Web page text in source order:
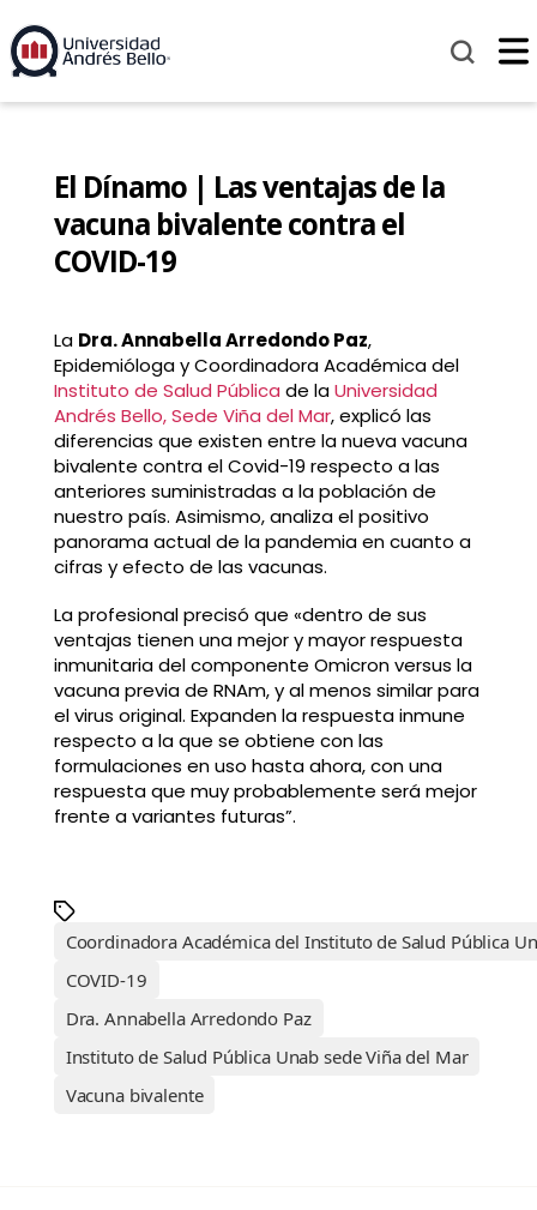
El Dínamo | Las ventajas de la
vacuna bivalente contra el
COVID-19
La Dra. Annabella Arredondo Paz,
Epidemióloga y Coordinadora Académica del
Instituto de Salud Pública de laUniversidad
Andrés Bello, Sede Viña del Mar, explicó las
diferencias que existen entre la nueva vacuna
bivalente contra el Covid-19 respecto a las
anteriores suministradas a la población de
nuestro país. Asimismo, analiza el positivo
panorama actual de la pandemia en cuanto a
cifras y efecto de las vacunas.
La profesional precisó que «dentro de sus
ventajas tienen una mejor y mayor respuesta
inmunitaria del componente Omicron versus la
vacuna previa de RNAm, y al menos similar para
el virus original. Expanden la respuesta inmune
respecto a la que se obtiene con las
formulaciones en uso hasta ahora, con una
respuesta que muy probablemente será mejor
frente a variantes futuras”.
Coordinadora Académica del Instituto de Salud Pública
COVID-19
Dra. Annabella Arredondo Paz
Instituto de Salud Pública Unab sede Viña del Mar
Vacuna bivalente